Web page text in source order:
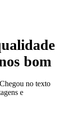
bom
no texto
e